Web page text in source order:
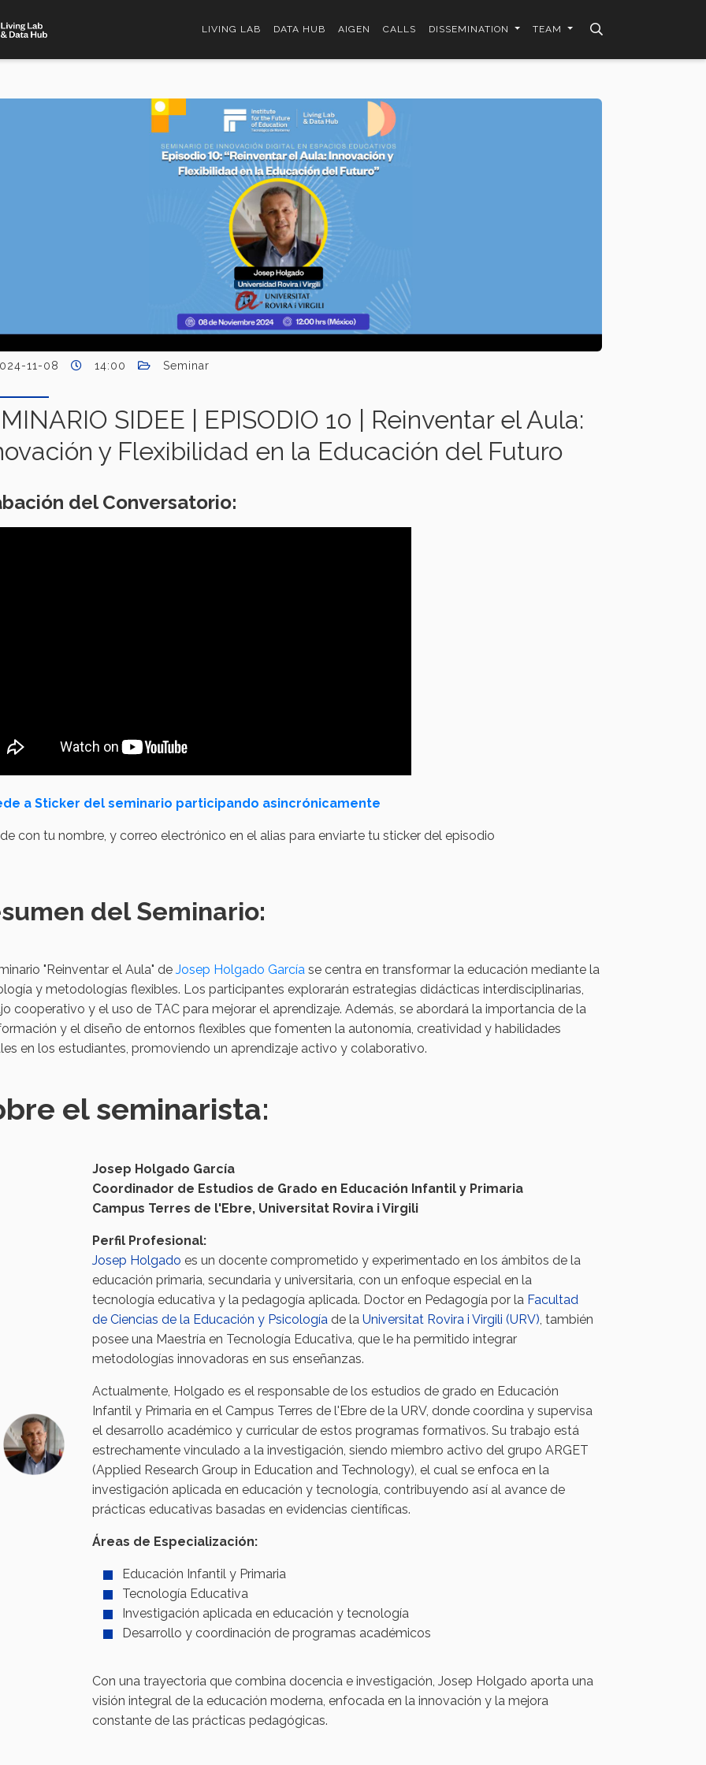
LIVING LAB DATA HUB AIGEN CALLS DISSEMINATION TEAM
11-08 14:00 Seminar
SIDEE | EPISODIO 10 | Reinventar el Aula:
y Flexibilidad en la Educación del Futuro
del Conversatorio:
a Sticker del seminario participando asincrónicamente
con tu nombre, y correo electrónico en el alias para enviarte tu sticker del episodio
del Seminario:
"Reinventar el Aula" de Josep Holgado Garcíase centra en transformar la educación mediante la
y metodologías flexibles. Los participantes explorarán estrategias didácticas interdisciplinarias,
cooperativo y el uso de TAC para mejorar el aprendizaje. Además, se abordará la importancia de la
y el diseño de entornos flexibles que fomenten la autonomía, creatividad y habilidades
en los estudiantes, promoviendo un aprendizaje activo y colaborativo.
el seminarista:
Josep Holgado García
Coordinador de Estudios de Grado en Educación Infantil y Primaria
Campus Terres de l'Ebre, Universitat Rovira i Virgili
Perfil Profesional:
Josep Holgado es un docente comprometido y experimentado en los ámbitos de la
educación primaria, secundaria y universitaria, con un enfoque especial en la
tecnología educativa y la pedagogía aplicada. Doctor en Pedagogía por la Facultad
de Ciencias de la Educación y Psicologíade la Universitat Rovira i Virgili (URV), también
posee una Maestría en Tecnología Educativa, que le ha permitido integrar
metodologías innovadoras en sus enseñanzas.
Actualmente, Holgado es el responsable de los estudios de grado en Educación
Infantil y Primaria en el Campus Terres de l'Ebre de la URV, donde coordina y supervisa
el desarrollo académico y curricular de estos programas formativos. Su trabajo está
estrechamente vinculado a la investigación, siendo miembro activo del grupo ARGET
(Applied Research Group in Education and Technology), el cual se enfoca en la
investigación aplicada en educación y tecnología, contribuyendo así al avance de
prácticas educativas basadas en evidencias científicas.
Áreas de Especialización:
Educación Infantil y Primaria
Tecnología Educativa
Investigación aplicada en educación y tecnología
Desarrollo y coordinación de programas académicos
Con una trayectoria que combina docencia e investigación, Josep Holgado aporta una
visión integral de la educación moderna, enfocada en la innovación y la mejora
constante de las prácticas pedagógicas.